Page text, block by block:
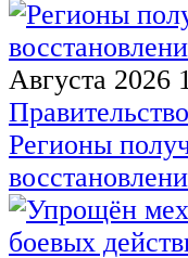
Августа 2026
Правительство
Регионы